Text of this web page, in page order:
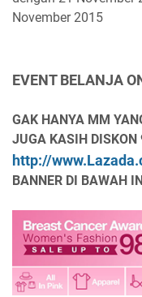
November 2015
EVENT BELANJA
GAK HANYA MM
JUGA KASIH DISKON
http://
BANNER DI BAWAH